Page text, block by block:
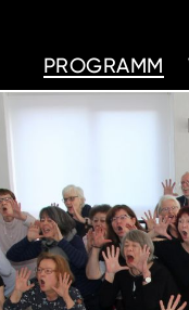
PROGRAMM